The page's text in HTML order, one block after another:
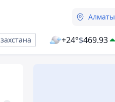
Алматы
+24°$469.93